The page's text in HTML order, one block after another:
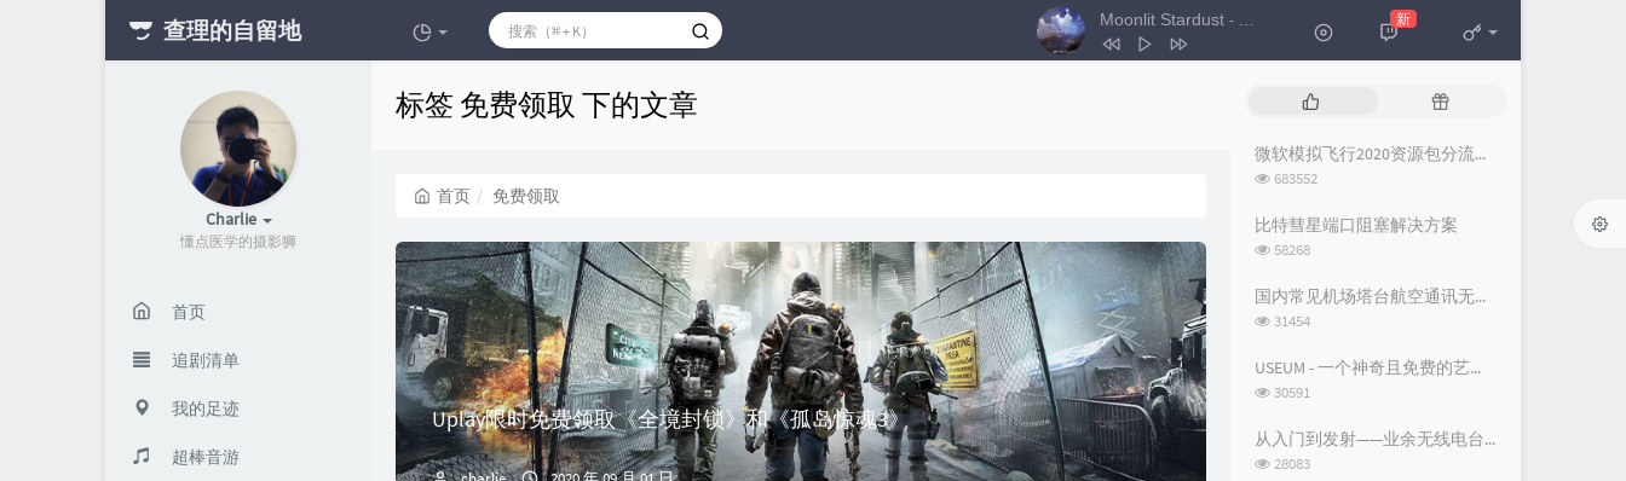
查理的自留地 Moonlit Stardust - 格里特 / THT
Secret Garden
Josh Vietti
空城
听我说 周深
新
Charlie
懂点医学的摄影狮
首页
追剧清单
我的足迹
超棒音游
标签 免费领取 下的文章
首页 免费领取
Uplay限时免费领取《全境封锁》和《孤岛惊魂3》
文
随
文 微软模拟飞行2020资源包分流下载
浏
次
数:
683552
比特彗星端口阻塞解决方案
浏
次
数:
58268
国内常见机场塔台航空通讯无线电频率
浏
次
31454
USEUM - 一个神奇且免费的艺术作品下载网站
浏
次
数:
30591
从入门到发射——业余无线电台操作证书与无线电台执照指南
浏
28083